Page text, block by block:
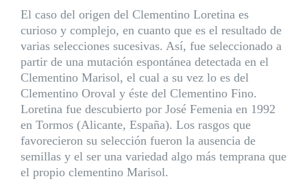
El caso del origen del Clementino Loretina es
curioso y complejo, en cuanto que es el resultado de
varias selecciones sucesivas. Así, fue seleccionado a
partir de una mutación espontánea detectada en el
Clementino Marisol, el cual a su vez lo es del
Clementino Oroval y éste del Clementino Fino.
Loretina fue descubierto por José Femenia en 1992
en Tormos (Alicante, España). Los rasgos que
favorecieron su selección fueron la ausencia de
semillas y el ser una variedad algo más temprana que
el propio clementino Marisol.